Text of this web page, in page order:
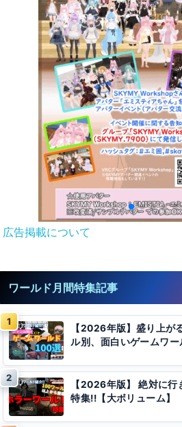
広告掲載について
ワールド月間特集記事
【2026年版】盛り上が
ル別、面白いゲームワ
【2026年版】 絶対に
特集!!【大ボリューム】